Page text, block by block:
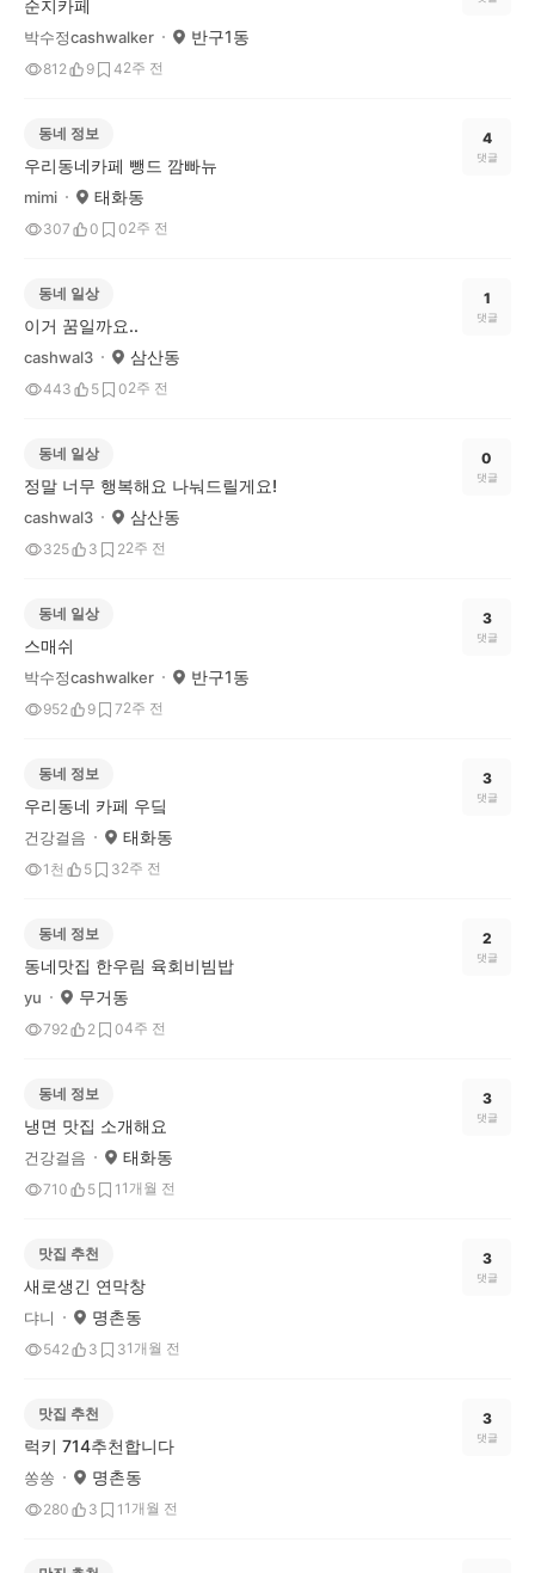
순지카페
박수정cashwalker 반구1동
812 9 42주 전
동네 정보
우리동네카페 뺑드 깜빠뉴
mimi 태화동
307 0 02주 전
4
댓글
동네 일상
이거 꿈일까요..
cashwal3 삼산동
443 5 02주 전
1
댓글
동네 일상
정말 너무 행복해요 나눠드릴게요!
cashwal3 삼산동
325 3 22주 전
0
댓글
동네 일상
스매쉬
박수정cashwalker 반구1동
952 9 72주 전
3
댓글
동네 정보
우리동네 카페 우딬
건강걸음 태화동
1천 5 32주 전
3
댓글
동네 정보
동네맛집 한우림 육회비빔밥
yu 무거동
792 2 04주 전
2
댓글
동네 정보
냉면 맛집 소개해요
건강걸음 태화동
710 5 1 1개월 전
3
댓글
맛집 추천
새로생긴 연막창
댜니 명촌동
542 3 31개월 전
3
댓글
맛집 추천
럭키 714추천합니다
쏭쏭 명촌동
280 3 1 1개월 전
3
댓글